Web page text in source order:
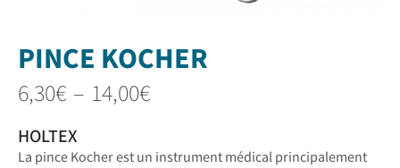
PINCE KOCHER
6,30€ – 14,00€
HOLTEX
La pince Kocher est un instrument médical principalement